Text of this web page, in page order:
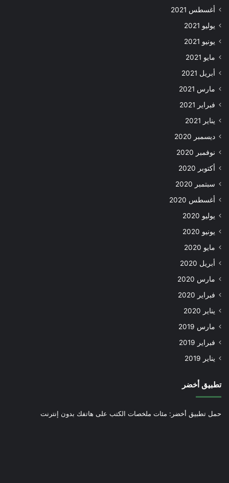
أغسطس 2021
يوليو 2021
يونيو 2021
مايو 2021
أبريل 2021
مارس 2021
فبراير 2021
يناير 2021
ديسمبر 2020
نوفمبر 2020
أكتوبر 2020
سبتمبر 2020
أغسطس 2020
يوليو 2020
يونيو 2020
مايو 2020
أبريل 2020
مارس 2020
فبراير 2020
يناير 2020
مارس 2019
فبراير 2019
يناير 2019
تطبيق أخضر
حمل تطبيق أخضر: مئات ملخصات الكتب على هاتفك بدون إنترنت